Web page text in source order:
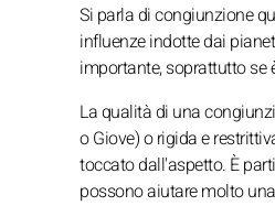
Si parla di congiunzione
influenze indotte dai
importante, soprattutto se
La qualità di una
o Giove) o rigida e
toccato dall'aspetto. È
possono aiutare molto